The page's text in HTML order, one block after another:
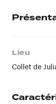
Lieu
Collet de